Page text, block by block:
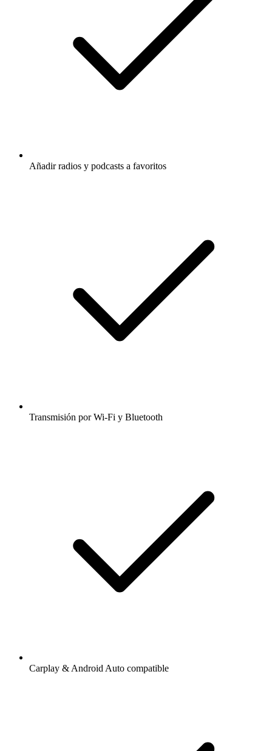
Añadir radios y podcasts a favoritos
Transmisión por Wi-Fi y Bluetooth
Carplay & Android Auto compatible